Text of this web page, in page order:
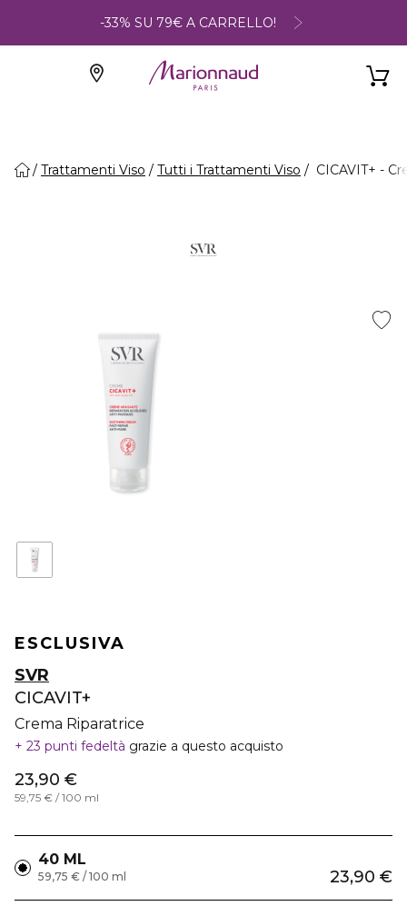
-33% SU 79€ A CARRELLO!
Trattamenti Viso Tutti i Trattamenti Viso CICAVIT+ -
ESCLUSIVA
SVR
CICAVIT+
Crema Riparatrice
23 punti fedeltà grazie a questo acquisto
23,90 €
59,75 € / 100 ml
40 ML
23,90 €
59,75 € / 100 ml